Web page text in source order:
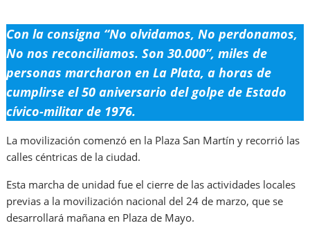
Con la consigna “No olvidamos, No perdonamos,
No nos reconciliamos. Son 30.000”, miles de
personas marcharon en La Plata, a horas de
cumplirse el 50 aniversario del golpe de Estado
cívico-militar de 1976.
La movilización comenzó en la Plaza San Martín y recorrió las
calles céntricas de la ciudad.
Esta marcha de unidad fue el cierre de las actividades locales
previas a la movilización nacional del 24 de marzo, que se
desarrollará mañana en Plaza de Mayo.